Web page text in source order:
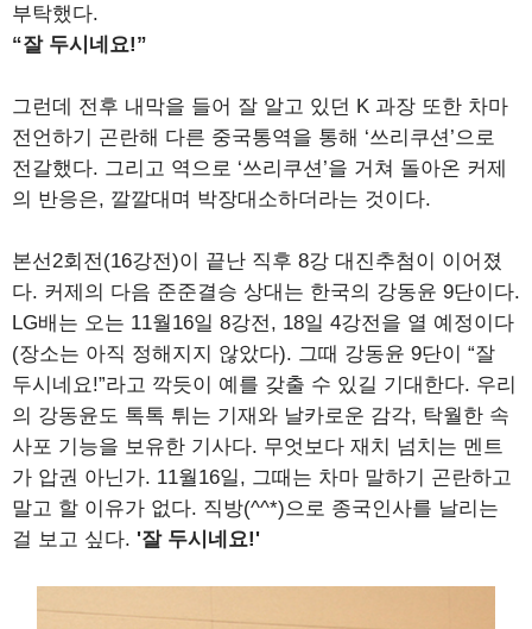
부탁했다.
“잘 두시네요!”
그런데 전후 내막을 들어 잘 알고 있던 K 과장 또한 차마
전언하기 곤란해 다른 중국통역을 통해 ‘쓰리쿠션’으로
전갈했다. 그리고 역으로 ‘쓰리쿠션’을 거쳐 돌아온 커제
의 반응은, 깔깔대며 박장대소하더라는 것이다.
본선2회전(16강전)이 끝난 직후 8강 대진추첨이 이어졌
다. 커제의 다음 준준결승 상대는 한국의 강동윤 9단이다.
LG배는 오는 11월16일 8강전, 18일 4강전을 열 예정이다
(장소는 아직 정해지지 않았다). 그때 강동윤 9단이 “잘
두시네요!”라고 깍듯이 예를 갖출 수 있길 기대한다. 우리
의 강동윤도 톡톡 튀는 기재와 날카로운 감각, 탁월한 속
사포 기능을 보유한 기사다. 무엇보다 재치 넘치는 멘트
가 압권 아닌가. 11월16일, 그때는 차마 말하기 곤란하고
말고 할 이유가 없다. 직방(^^*)으로 종국인사를 날리는
걸 보고 싶다. '잘 두시네요!'